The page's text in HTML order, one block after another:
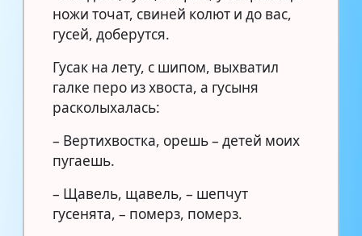
ножи точат, свиней колют и до вас,
гусей, доберутся.
Гусак на лету, с шипом, выхватил
галке перо из хвоста, а гусыня
расколыхалась:
– Вертихвостка, орешь – детей моих
пугаешь.
– Щавель, щавель, – шепчут
гусенята, – померз, померз.